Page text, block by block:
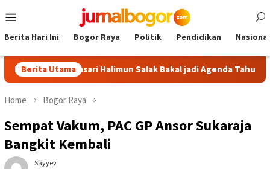
to
Menu
Berita Hari Ini Bogor Raya Politik Pendidikan Nasional
Berita Utama
Malasari Halimun Salak Bakal jadi Agenda Tahunan
Home Bogor Raya
Sempat Vakum, PAC GP Ansor Sukaraja
Bangkit Kembali
Sayyev